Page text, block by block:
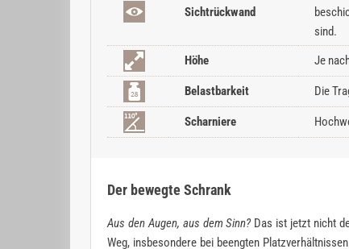
Sichtrückwand
sind.
Höhe
Je
Belastbarkeit Die
Scharniere
Der bewegte Schrank
Aus den Augen, aus dem Sinn?Das ist jetzt nicht
Weg, insbesondere bei beengten